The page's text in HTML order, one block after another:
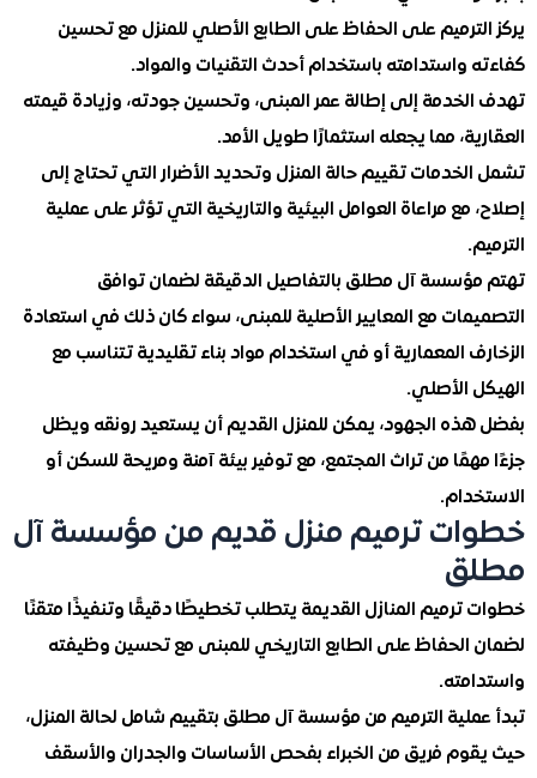
على الحفاظ على الطابع الأصلي للمنزل مع تحسين
واستدامته باستخدام أحدث التقنيات والمواد.
إلى إطالة عمر المبنى، وتحسين جودته، وزيادة قيمته
مما يجعله استثمارًا طويل الأمد.
تقييم حالة المنزل وتحديد الأضرار التي تحتاج إلى
مراعاة العوامل البيئية والتاريخية التي تؤثر على عملية
آل مطلق بالتفاصيل الدقيقة لضمان توافق
مع المعايير الأصلية للمبنى، سواء كان ذلك في استعادة
المعمارية أو في استخدام مواد بناء تقليدية تتناسب مع
الأصلي.
الجهود، يمكن للمنزل القديم أن يستعيد رونقه ويظل
من تراث المجتمع، مع توفير بيئة آمنة ومريحة للسكن أو
ترميم منزل قديم من مؤسسة آل
المنازل القديمة يتطلب تخطيطًا دقيقًا وتنفيذًا متقنًا
على الطابع التاريخي للمبنى مع تحسين وظيفته
الترميم من مؤسسة آل مطلق بتقييم شامل لحالة المنزل،
فريق من الخبراء بفحص الأساسات والجدران والأسقف